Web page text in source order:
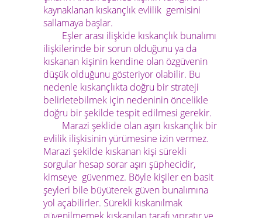
kaynaklanan kıskançlık evlilik gemisini
sallamaya başlar.
Eşler arası ilişkide kıskançlık bunalımı
ilişkilerinde bir sorun olduğunu ya da
kıskanan kişinin kendine olan özgüvenin
düşük olduğunu gösteriyor olabilir. Bu
nedenle kıskançlıkta doğru bir strateji
belirletebilmek için nedeninin öncelikle
doğru bir şekilde tespit edilmesi gerekir.
Marazi şeklide olan aşırı kıskançlık bir
evlilik ilişkisinin yürümesine izin vermez.
Marazi şekilde kıskanan kişi sürekli
sorgular hesap sorar aşırı şüphecidir,
kimseye güvenmez. Böyle kişiler en basit
şeyleri bile büyüterek güven bunalımına
yol açabilirler. Sürekli kıskanılmak